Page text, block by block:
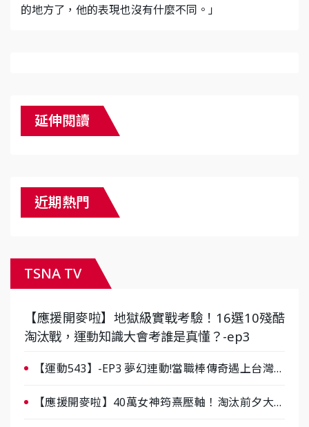
的地方了，他的表現也沒有什麼不同。」
延伸閱讀
近期熱門
TSNA TV
【應援開麥啦】地獄級實戰考驗！16選10殘酷
淘汰戰，運動知識大會考誰是真懂？-ep3
【運動543】-EP3 夢幻連動!當職棒傳奇遇上台灣女
【應援開麥啦】40萬女神筠熹壓軸！淘汰前夕大混